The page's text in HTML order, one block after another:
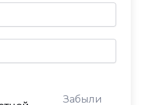
Забыли